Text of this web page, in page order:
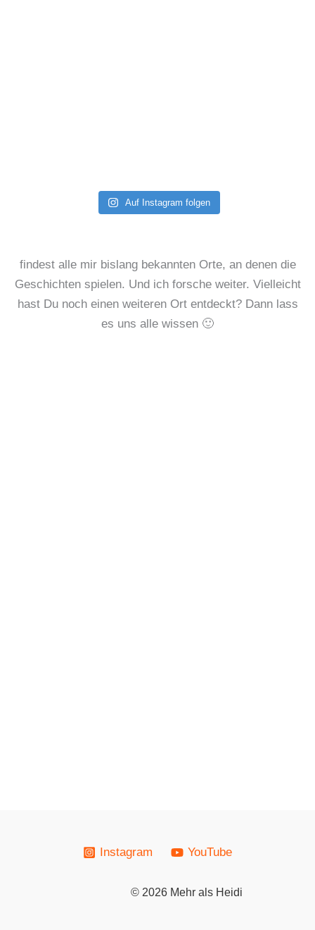
Auf Instagram folgen
findest alle mir bislang bekannten Orte, an denen die
Geschichten spielen. Und ich forsche weiter. Vielleicht
hast Du noch einen weiteren Ort entdeckt? Dann lass
es uns alle wissen 🙂
Instagram YouTube
© 2026 Mehr als Heidi